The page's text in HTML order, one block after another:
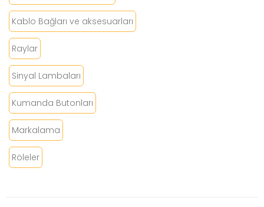
Kablo Bağları ve aksesuarları
Raylar
Sinyal Lambaları
Kumanda Butonları
Markalama
Röleler